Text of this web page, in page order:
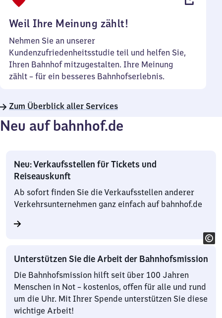
Weil Ihre Meinung zählt!
Nehmen Sie an unserer
Kundenzufriedenheitsstudie teil und helfen Sie,
Ihren Bahnhof mitzugestalten. Ihre Meinung
zählt – für ein besseres Bahnhofserlebnis.
Zum Überblick aller Services
Neu auf bahnhof.de
Neu: Verkaufsstellen für Tickets und
Reiseauskunft
Ab sofort finden Sie die Verkaufsstellen anderer
Verkehrsunternehmen ganz einfach auf bahnhof.de
Unterstützen Sie die Arbeit der Bahnhofsmission
Die Bahnhofsmission hilft seit über 100 Jahren
Menschen in Not – kostenlos, offen für alle und rund
um die Uhr. Mit Ihrer Spende unterstützen Sie diese
wichtige Arbeit!